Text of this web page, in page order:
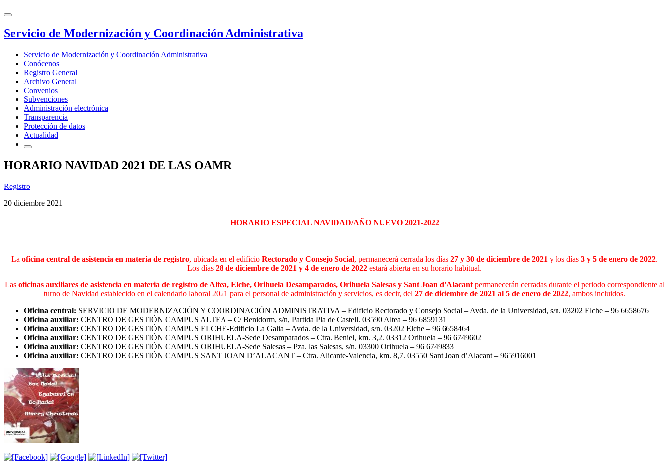
Servicio de Modernización y Coordinación Administrativa
Servicio de Modernización y Coordinación Administrativa
Conócenos
Registro General
Archivo General
Convenios
Subvenciones
Administración electrónica
Transparencia
Protección de datos
Actualidad
HORARIO NAVIDAD 2021 DE LAS OAMR
Registro
20 diciembre 2021
HORARIO ESPECIAL NAVIDAD/AÑO NUEVO 2021-2022
La oficina central de asistencia en materia de registro, ubicada en el edificio Rectorado y Consejo Social, permanecerá cerrada los días 27 y 30 de diciembre de 2021 y los días 3 y 5 de enero de 2022.
Los días 28 de diciembre de 2021 y 4 de enero de 2022 estará abierta en su horario habitual.
Las oficinas auxiliares de asistencia en materia de registro de Altea, Elche, Orihuela Desamparados, Orihuela Salesas y Sant Joan d’Alacantpermanecerán cerradas durante el periodo correspondiente al
turno de Navidad establecido en el calendario laboral 2021 para el personal de administración y servicios, es decir, del 27 de diciembre de 2021 al 5 de enero de 2022, ambos incluidos.
Oficina central: SERVICIO DE MODERNIZACIÓN Y COORDINACIÓN ADMINISTRATIVA – Edificio Rectorado y Consejo Social – Avda. de la Universidad, s/n. 03202 Elche – 96 6658676
Oficina auxiliar: CENTRO DE GESTIÓN CAMPUS ALTEA – C/ Benidorm, s/n, Partida Pla de Castell. 03590 Altea – 96 6859131
Oficina auxiliar: CENTRO DE GESTIÓN CAMPUS ELCHE-Edificio La Galia – Avda. de la Universidad, s/n. 03202 Elche – 96 6658464
Oficina auxiliar: CENTRO DE GESTIÓN CAMPUS ORIHUELA-Sede Desamparados – Ctra. Beniel, km. 3,2. 03312 Orihuela – 96 6749602
Oficina auxiliar: CENTRO DE GESTIÓN CAMPUS ORIHUELA-Sede Salesas – Pza. las Salesas, s/n. 03300 Orihuela – 96 6749833
Oficina auxiliar: CENTRO DE GESTIÓN CAMPUS SANT JOAN D’ALACANT – Ctra. Alicante-Valencia, km. 8,7. 03550 Sant Joan d’Alacant – 965916001